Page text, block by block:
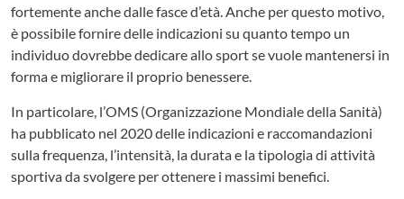
fortemente anche dalle fasce d’età. Anche per questo motivo,
è possibile fornire delle indicazioni su quanto tempo un
individuo dovrebbe dedicare allo sport se vuole mantenersi in
forma e migliorare il proprio benessere.
In particolare, l’OMS (Organizzazione Mondiale della Sanità)
ha pubblicato nel 2020 delle indicazioni e raccomandazioni
sulla frequenza, l’intensità, la durata e la tipologia di attività
sportiva da svolgere per ottenere i massimi benefici.